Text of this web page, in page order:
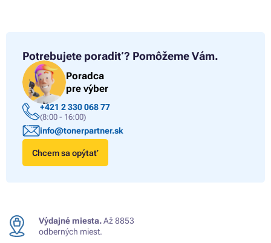
Potrebujete poradiť? Pomôžeme Vám.
Poradca
pre výber
+421 2 330 068 77
(8:00 - 16:00)
info@tonerpartner.sk
Chcem sa opýtať
Výdajné miesta.Až 8853
odberných miest.